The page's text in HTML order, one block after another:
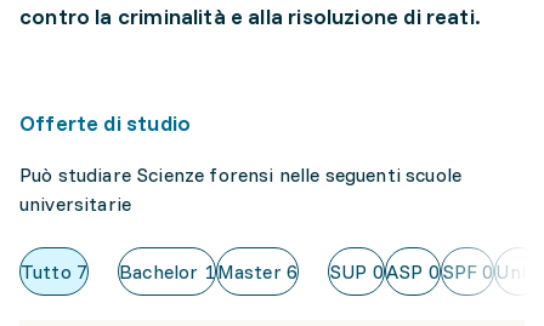
contro la criminalità e alla risoluzione di reati.
Offerte di studio
Può studiare Scienze forensi nelle seguenti scuole
universitarie
Tutto 7 Bachelor 1Master6 SUP 0ASP 0SPF 0Uni